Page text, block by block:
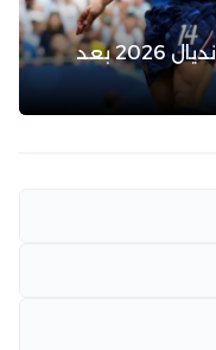
إنجلترا تنتزع المركز الثالث في مونديال 2026 بعد